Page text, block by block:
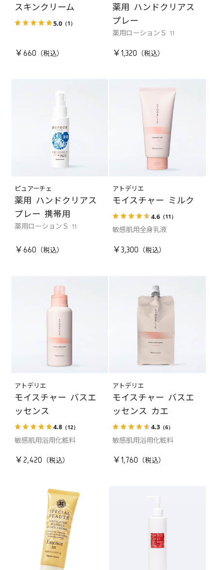
スキンクリーム
5.0 （1）
￥660
薬用 ハンドクリアス
プレー
薬用ローションＳ 11
￥1,320
ピュアーチェ
薬用 ハンドクリアス
プレー 携帯用
薬用ローションＳ 11
￥660
アトデリエ
モイスチャー ミルク
4.6（11）
敏感肌用全身乳液
￥3,300
アトデリエ
モイスチャー バスエ
ッセンス
4.8 （12）
敏感肌用浴用化粧料
￥2,420
アトデリエ
モイスチャー バスエ
ッセンス カエ
4.3（6）
敏感肌用浴用化粧料
￥1,760